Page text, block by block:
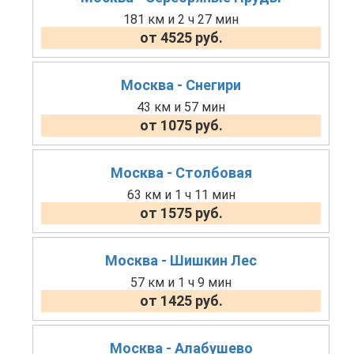
181 км и 2 ч 27 мин
от 4525 руб.
Москва - Снегири
43 км и 57 мин
от 1075 руб.
Москва - Столбовая
63 км и 1 ч 11 мин
от 1575 руб.
Москва - Шишкин Лес
57 км и 1 ч 9 мин
от 1425 руб.
Москва - Алабушево